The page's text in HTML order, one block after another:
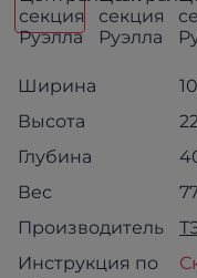
Ширина
Высота
Глубина
Вес
Производитель
Инструкция по